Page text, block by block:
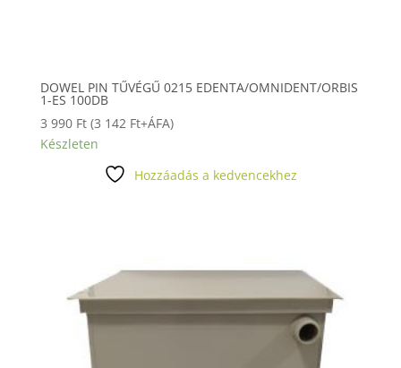
DOWEL PIN TŰVÉGŰ 0215 EDENTA/OMNIDENT/ORBIS
1-ES 100DB
3 990 Ft (3 142 Ft+ÁFA)
Készleten
Hozzáadás a kedvencekhez